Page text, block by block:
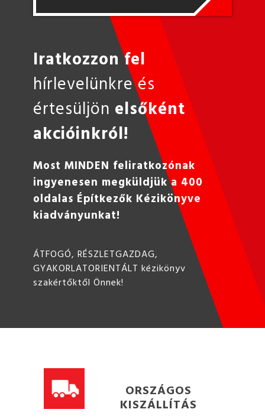
Iratkozzon fel
hírlevelünkre és
értesüljön elsőként
akcióinkról!
Most MINDEN feliratkozónak
ingyenesen megküldjük a 400
oldalas Építkezők Kézikönyve
kiadványunkat!
ÁTFOGÓ, RÉSZLETGAZDAG,
GYAKORLATORIENTÁLT kézikönyv
szakértőktől Önnek!
ORSZÁGOS
KISZÁLLÍTÁS